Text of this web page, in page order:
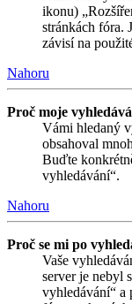
ikonu)
stránkách fóra.
závisí na
Nahoru
Proč moje
Vámi hledaný
obsahoval
Buďte
vyhledávání“.
Nahoru
Proč se mi po
Vaše
server je nebyl
vyhledávání“ a